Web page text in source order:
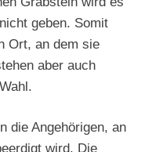
geben. Somit
Ort, an dem sie
aber auch
die Angehörigen, an
wird. Die